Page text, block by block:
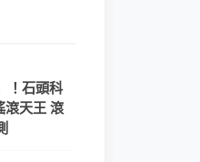
！石頭科
天王 滾